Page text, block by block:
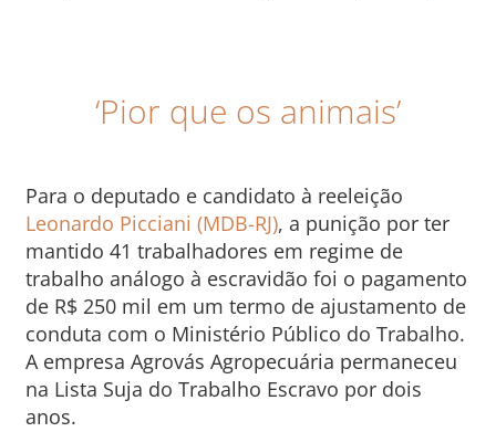
‘Pior que os animais’
Para o deputado e candidato à reeleição
Leonardo Picciani (MDB-RJ), a punição por ter
mantido 41 trabalhadores em regime de
trabalho análogo à escravidão foi o pagamento
de R$ 250 mil em um termo de ajustamento de
conduta com o Ministério Público do Trabalho.
A empresa Agrovás Agropecuária permaneceu
na Lista Suja do Trabalho Escravo por dois
anos.